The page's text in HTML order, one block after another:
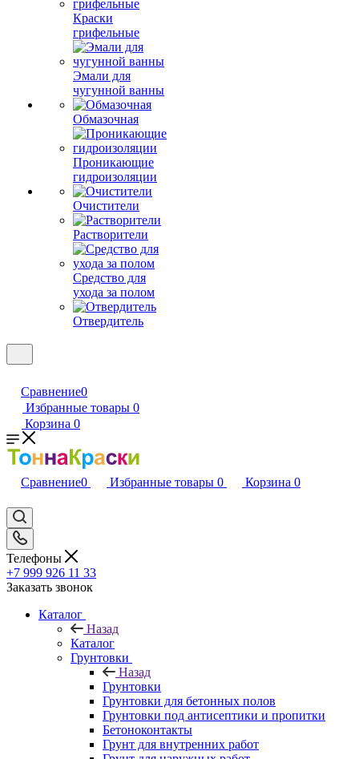
Краски
грифельные
Эмали для
чугунной ванны
Обмазочная
Проникающие
гидроизоляции
Очистители
Растворители
Средство для
ухода за полом
Отвердитель
Сравнение0
Избранные товары 0
Корзина 0
Сравнение0 Избранные товары 0 Корзина 0
Телефоны
+7 999 926 11 33
Заказать звонок
Каталог
Назад
Каталог
Грунтовки
Назад
Грунтовки
Грунтовки для бетонных полов
Грунтовки под антисептики и пропитки
Бетоноконтакты
Грунт для внутренних работ